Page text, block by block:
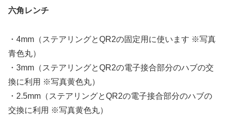
六角レンチ
・4mm（ステアリングとQR2の固定用に使います ※写真
青色丸）
・3mm（ステアリングとQR2の電子接合部分のハブの交
換に利用 ※写真黄色丸）
・2.5mm（ステアリングとQR2の電子接合部分のハブの
交換に利用 ※写真黄色丸）